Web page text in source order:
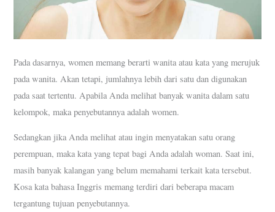
Pada dasarnya, women memang berarti wanita atau kata yang merujuk
pada wanita. Akan tetapi, jumlahnya lebih dari satu dan digunakan
pada saat tertentu. Apabila Anda melihat banyak wanita dalam satu
kelompok, maka penyebutannya adalah women.
Sedangkan jika Anda melihat atau ingin menyatakan satu orang
perempuan, maka kata yang tepat bagi Anda adalah woman. Saat ini,
masih banyak kalangan yang belum memahami terkait kata tersebut.
Kosa kata bahasa Inggris memang terdiri dari beberapa macam
tergantung tujuan penyebutannya.